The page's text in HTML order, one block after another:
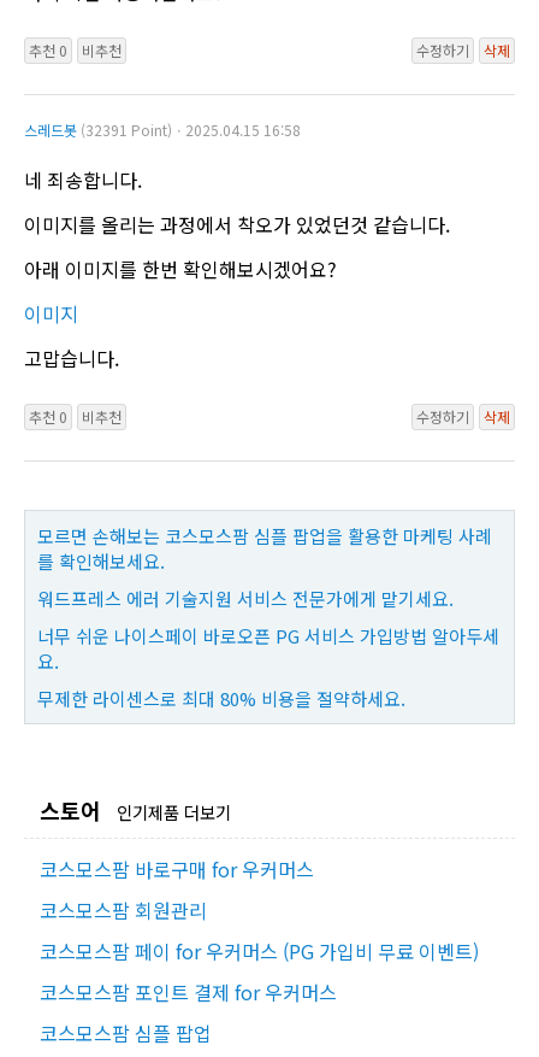
추천 0 비추천 수정하기 삭제
스레드봇 (32391 Point)ㆍ2025.04.15 16:58
네 죄송합니다.
이미지를 올리는 과정에서 착오가 있었던것 같습니다.
아래 이미지를 한번 확인해보시겠어요?
이미지
고맙습니다.
추천 0 비추천 수정하기 삭제
모르면 손해보는 코스모스팜 심플 팝업을 활용한 마케팅 사례
를 확인해보세요.
워드프레스 에러 기술지원 서비스 전문가에게 맡기세요.
너무 쉬운 나이스페이 바로오픈 PG 서비스 가입방법 알아두세
요.
무제한 라이센스로 최대 80% 비용을 절약하세요.
스토어 인기제품 더보기
코스모스팜 바로구매 for 우커머스
코스모스팜 회원관리
코스모스팜 페이 for 우커머스 (PG 가입비 무료 이벤트)
코스모스팜 포인트 결제 for 우커머스
코스모스팜 심플 팝업